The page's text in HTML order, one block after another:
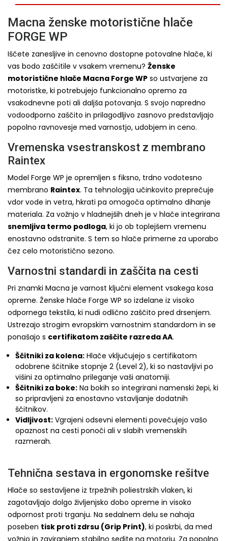
Macna ženske motoristične hlače
FORGE WP
Iščete zanesljive in cenovno dostopne potovalne hlače, ki
vas bodo zaščitile v vsakem vremenu? Ženske
motoristične hlače Macna Forge WP so ustvarjene za
motoristke, ki potrebujejo funkcionalno opremo za
vsakodnevne poti ali daljša potovanja. S svojo napredno
vodoodporno zaščito in prilagodljivo zasnovo predstavljajo
popolno ravnovesje med varnostjo, udobjem in ceno.
Vremenska vsestranskost z membrano
Raintex
Model Forge WP je opremljen s fiksno, trdno vodotesno
membrano Raintex. Ta tehnologija učinkovito preprečuje
vdor vode in vetra, hkrati pa omogoča optimalno dihanje
materiala. Za vožnjo v hladnejših dneh je v hlače integrirana
snemljiva termo podloga, ki jo ob toplejšem vremenu
enostavno odstranite. S tem so hlače primerne za uporabo
čez celo motoristično sezono.
Varnostni standardi in zaščita na cesti
Pri znamki Macna je varnost ključni element vsakega kosa
opreme. Ženske hlače Forge WP so izdelane iz visoko
odpornega tekstila, ki nudi odlično zaščito pred drsenjem.
Ustrezajo strogim evropskim varnostnim standardom in se
ponašajo s certifikatom zaščite razreda AA.
Ščitniki za kolena: Hlače vključujejo s certifikatom
odobrene ščitnike stopnje 2 (Level 2), ki so nastavljivi po
višini za optimalno prileganje vaši anatomiji.
Ščitniki za boke: Na bokih so integrirani namenski žepi, ki
so pripravljeni za enostavno vstavljanje dodatnih
ščitnikov.
Vidljivost: Vgrajeni odsevni elementi povečujejo vašo
opaznost na cesti ponoči ali v slabih vremenskih
razmerah.
Tehnična sestava in ergonomske rešitve
Hlače so sestavljene iz trpežnih poliestrskih vlaken, ki
zagotavljajo dolgo življenjsko dobo opreme in visoko
odpornost proti trganju. Na sedalnem delu se nahaja
poseben tisk proti zdrsu (Grip Print), ki poskrbi, da med
vožnjo in zaviranjem stabilno sedite na motorju. Za popolno